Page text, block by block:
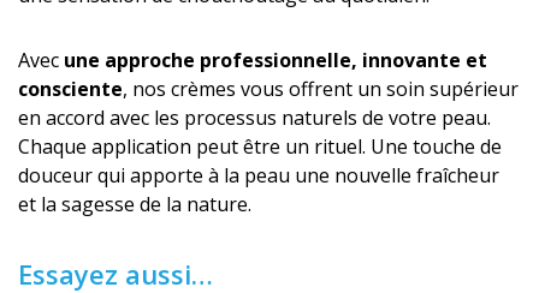
Avec une approche professionnelle, innovante et
consciente, nos crèmes vous offrent un soin supérieur
en accord avec les processus naturels de votre peau.
Chaque application peut être un rituel. Une touche de
douceur qui apporte à la peau une nouvelle fraîcheur
et la sagesse de la nature.
Essayez aussi…